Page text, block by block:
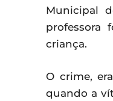
Municipal
professora
criança.
O crime,
quando a